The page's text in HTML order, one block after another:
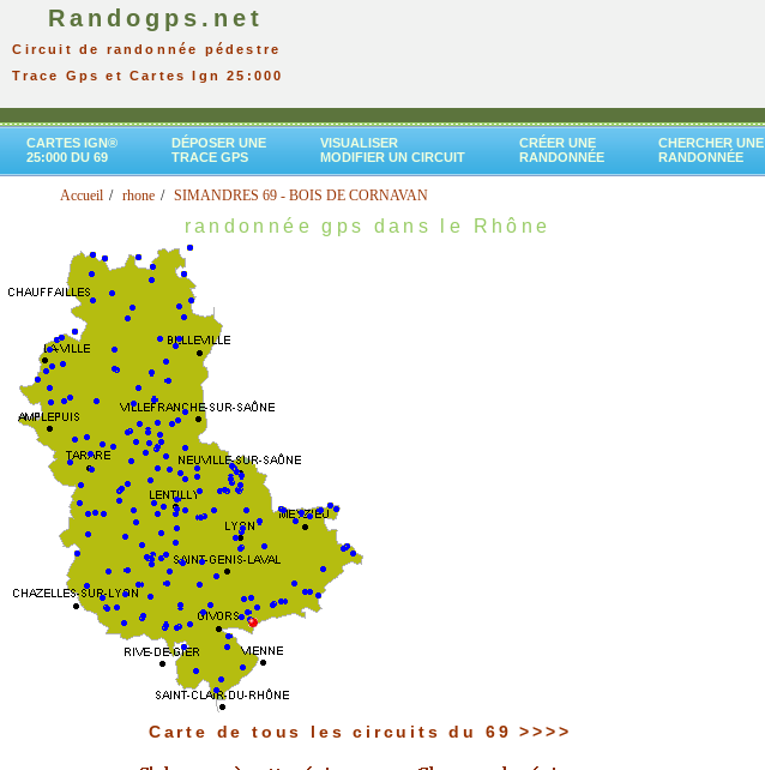
Randogps.net
Circuit de randonnée pédestre
Trace Gps et Cartes Ign 25:000
CARTES IGN®
25:000 DU 69
DÉPOSER UNE
TRACE GPS
VISUALISER
MODIFIER UN CIRCUIT
CRÉER UNE
RANDONNÉE
CHERCHER UNE
RANDONNÉE
Accueil rhone SIMANDRES 69 - BOIS DE CORNAVAN
randonnée gps dans le Rhône
Carte de tous les circuits du 69 >>>>